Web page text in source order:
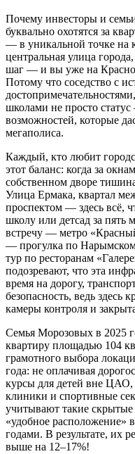
Почему инвесторы и
буквально охотятся за
— в уникальной точке на
центральная улица
шаг — и вы уже на
Потому что соседство с
школами не просто
возможностей, которые
мегаполиса.
Каждый, кто любит
этот баланс: когда за
собственном дворе
Улица Ермака, квартал
проспектом — здесь всё,
школу или детсад за пять
встречу — метро
— прогулка по
тур по ресторанам
подозревают, что эта
время на дорогу,
безопасность, ведь здесь
камеры контроля и
Семья Морозовых в 2025
квартиру площадью 104
грамотного выбора
года: не оплачивая
курсы для детей вне ЦАО,
клиники и спортивные
учитывают такие скрытые
«удобное расположение»
годами. В результате, их
выше на 12–17%!